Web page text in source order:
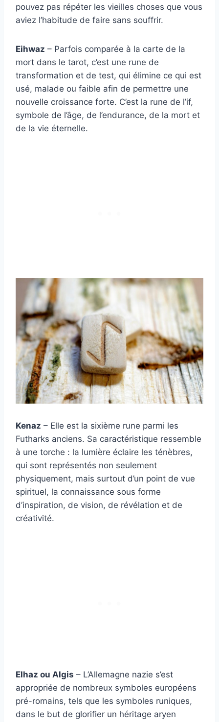
pouvez pas répéter les vieilles choses que vous
aviez l’habitude de faire sans souffrir.
Eihwaz – Parfois comparée à la carte de la
mort dans le tarot, c’est une rune de
transformation et de test, qui élimine ce qui est
usé, malade ou faible afin de permettre une
nouvelle croissance forte. C’est la rune de l’if,
symbole de l’âge, de l’endurance, de la mort et
de la vie éternelle.
Kenaz – Elle est la sixième rune parmi les
Futharks anciens. Sa caractéristique ressemble
à une torche : la lumière éclaire les ténèbres,
qui sont représentés non seulement
physiquement, mais surtout d’un point de vue
spirituel, la connaissance sous forme
d’inspiration, de vision, de révélation et de
créativité.
Elhaz ou Algis – L’Allemagne nazie s’est
appropriée de nombreux symboles européens
pré-romains, tels que les symboles runiques,
dans le but de glorifier un héritage aryen